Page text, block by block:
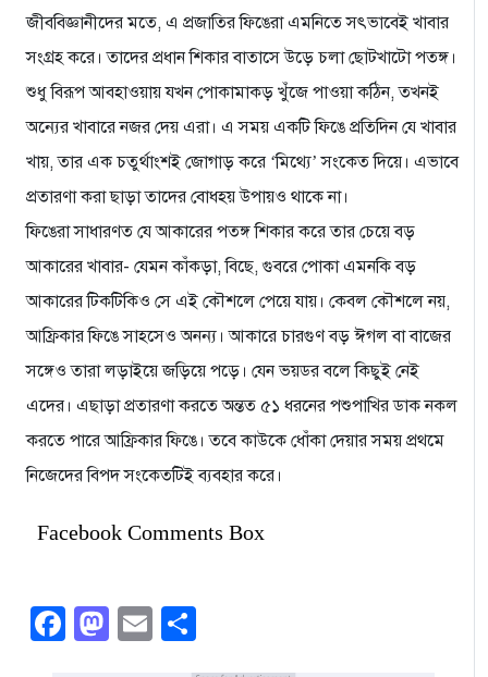
জীববিজ্ঞানীদের মতে, এ প্রজাতির ফিঙেরা এমনিতে সৎভাবেই খাবার
সংগ্রহ করে। তাদের প্রধান শিকার বাতাসে উড়ে চলা ছোটখাটো পতঙ্গ।
শুধু বিরূপ আবহাওয়ায় যখন পোকামাকড় খুঁজে পাওয়া কঠিন, তখনই
অন্যের খাবারে নজর দেয় এরা। এ সময় একটি ফিঙে প্রতিদিন যে খাবার
খায়, তার এক চতুর্থাংশই জোগাড় করে ‘মিথ্যে’ সংকেত দিয়ে। এভাবে
প্রতারণা করা ছাড়া তাদের বোধহয় উপায়ও থাকে না।
ফিঙেরা সাধারণত যে আকারের পতঙ্গ শিকার করে তার চেয়ে বড়
আকারের খাবার- যেমন কাঁকড়া, বিছে, গুবরে পোকা এমনকি বড়
আকারের টিকটিকিও সে এই কৌশলে পেয়ে যায়। কেবল কৌশলে নয়,
আফ্রিকার ফিঙে সাহসেও অনন্য। আকারে চারগুণ বড় ঈগল বা বাজের
সঙ্গেও তারা লড়াইয়ে জড়িয়ে পড়ে। যেন ভয়ডর বলে কিছুই নেই
এদের। এছাড়া প্রতারণা করতে অন্তত ৫১ ধরনের পশুপাখির ডাক নকল
করতে পারে আফ্রিকার ফিঙে। তবে কাউকে ধোঁকা দেয়ার সময় প্রথমে
নিজেদের বিপদ সংকেতটিই ব্যবহার করে।
Facebook Comments Box
Facebook
Mastodon
Email